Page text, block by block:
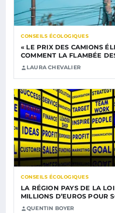
CONSEILS ÉCOLOGIQUES
« LE PRIX DES CAMIONS
COMMENT LA FLAMBÉE
LAURA CHEVALIER
CONSEILS ÉCOLOGIQUES
LA RÉGION PAYS DE LA
MILLIONS D’EUROS POUR
QUENTIN BOYER